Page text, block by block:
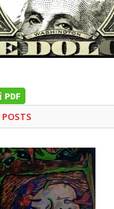
POSTS